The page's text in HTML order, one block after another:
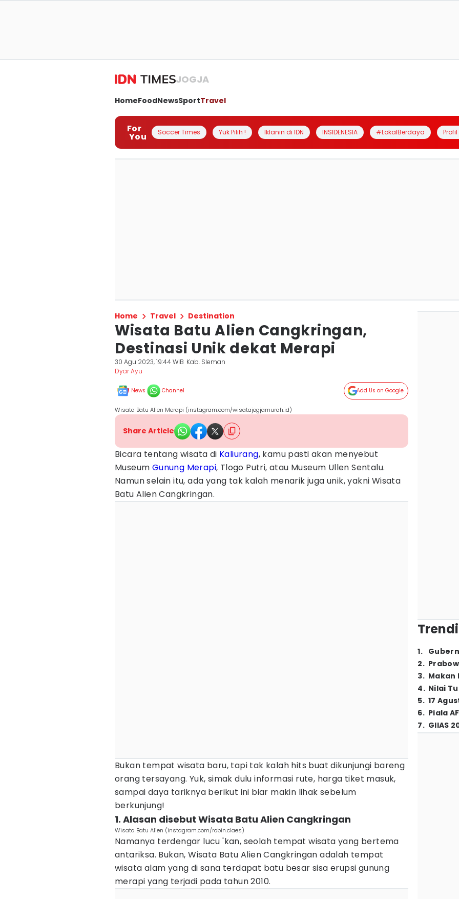
JOGJA
HomeFoodNewsSportTravel
For
You Soccer Times Yuk Pilih ! Iklanin di IDN INSIDENESIA #LokalBerdaya
Home Travel Destination
Wisata Batu Alien Cangkringan,
Destinasi Unik dekat Merapi
30 Agu 2023, 19:44 WIB Kab. Sleman
Dyar Ayu
News Channel Add Us on Google
Wisata Batu Alien Merapi (instagram.com/wisatajogjamurah.id)
Share Article
Bicara tentang wisata di Kaliurang, kamu pasti akan menyebut
Museum Gunung Merapi, Tlogo Putri, atau Museum Ullen Sentalu.
Namun selain itu, ada yang tak kalah menarik juga unik, yakni Wisata
Batu Alien Cangkringan.
Bukan tempat wisata baru, tapi tak kalah hits buat dikunjungi bareng
orang tersayang. Yuk, simak dulu informasi rute, harga tiket masuk,
sampai daya tariknya berikut ini biar makin lihak sebelum
berkunjung!
1. Alasan disebut Wisata Batu Alien Cangkringan
Wisata Batu Alien (instagram.com/robin.claes)
Namanya terdengar lucu 'kan, seolah tempat wisata yang bertema
antariksa. Bukan, Wisata Batu Alien Cangkringan adalah tempat
wisata alam yang di sana terdapat batu besar sisa erupsi gunung
merapi yang terjadi pada tahun 2010.
1.
2.
3. Makan
4. Nilai
5. 17
6. Piala
7. GIIAS